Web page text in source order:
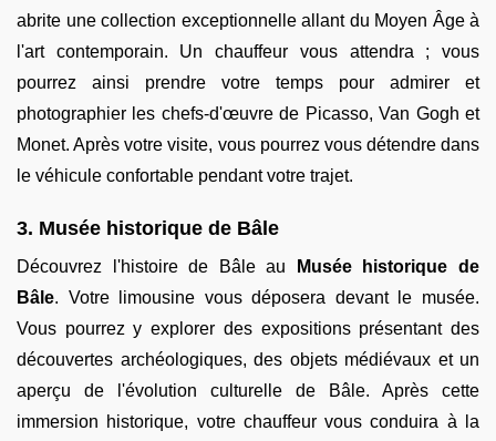
abrite une collection exceptionnelle allant du Moyen Âge à
l'art contemporain. Un chauffeur vous attendra ; vous
pourrez ainsi prendre votre temps pour admirer et
photographier les chefs-d'œuvre de Picasso, Van Gogh et
Monet. Après votre visite, vous pourrez vous détendre dans
le véhicule confortable pendant votre trajet.
3. Musée historique de Bâle
Découvrez l'histoire de Bâle au
Musée historique de
Bâle. Votre limousine vous déposera devant le musée.
Vous pourrez y explorer des expositions présentant des
découvertes archéologiques, des objets médiévaux et un
aperçu de l'évolution culturelle de Bâle. Après cette
immersion historique, votre chauffeur vous conduira à la